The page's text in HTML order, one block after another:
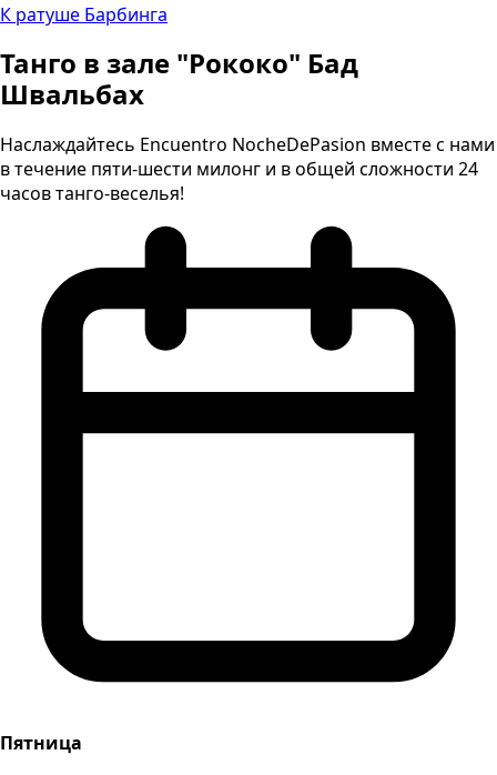
К ратуше Барбинга
Танго в зале "Рококо" Бад
Швальбах
Наслаждайтесь Encuentro NocheDePasion вместе с нами
в течение пяти-шести милонг и в общей сложности 24
часов танго-веселья!
Пятница